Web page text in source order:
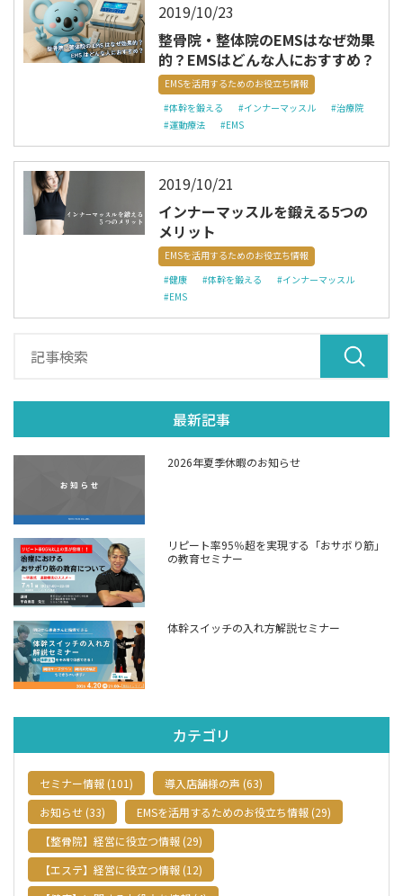
2019/10/23
整骨院・整体院のEMSはなぜ効果
的？EMSはどんな人におすすめ？
EMSを活用するためのお役立ち情報
#体幹を鍛える
#インナーマッスル
#治療院
#運動療法
#EMS
2019/10/21
インナーマッスルを鍛える5つの
メリット
EMSを活用するためのお役立ち情報
#健康
#体幹を鍛える
#インナーマッスル
#EMS
最新記事
2026年夏季休暇のお知らせ
リピート率95％超を実現する「おサボり筋」
の教育セミナー
体幹スイッチの入れ方解説セミナー
カテゴリ
セミナー情報 (101)
導入店舗様の声 (63)
お知らせ (33)
EMSを活用するためのお役立ち情報 (29)
【整骨院】経営に役立つ情報 (29)
【エステ】経営に役立つ情報 (12)